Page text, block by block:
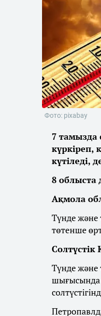
Фото: pixabay
7 тамызда
күркіреп,
күтіледі,
8 облыста
Ақмола
Түнде және
төтенше
Солтүстік
Түнде және
шығысында